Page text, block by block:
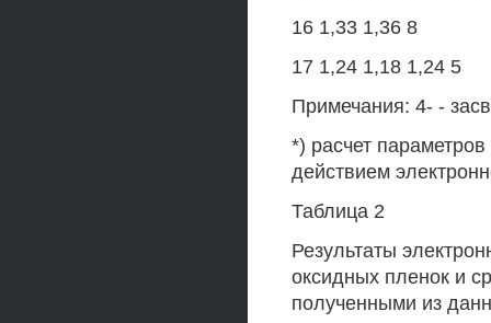
16 1,33 1,36 8
17 1,24 1,18 1,24 5
Примечания: 4- -
*) расчет
действием
Таблица 2
Результаты
оксидных пленок и
полученными из